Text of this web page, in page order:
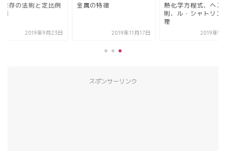
保存の法則と定比例
則
2019年9月23日
金属の特徴
2019年11月17日
熱化学方程式、ヘス
則、ル・シャトリエ
理
2019年9
スポンサーリンク